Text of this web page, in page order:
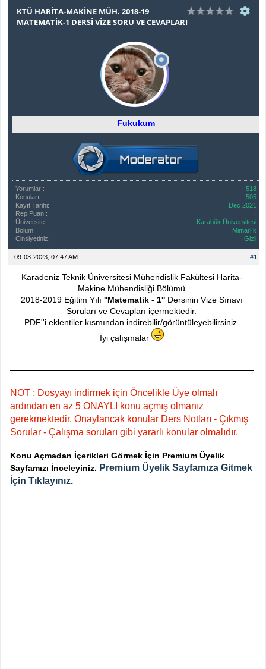
KTÜ HARİTA-MAKİNE MÜH. 2018-19
MATEMATİK-1 DERSİ VİZE SORU VE CEVAPLARI
Fukukum
Yorumları:
518
Konuları:
505
Kayıt Tarihi:
Dec 2021
Rep Puanı:
Üniversite:
Karabük Üniversitesi
Bölüm:
Mimarlık
Cinsiyetiniz:
Gizli
#1
09-03-2023, 07:47 AM
Karadeniz Teknik Üniversitesi Mühendislik Fakültesi Harita-
Makine Mühendisliği Bölümü
2018-2019 Eğitim Yılı ''Matematik - 1''Dersinin Vize Sınavı
Soruları ve Cevapları içermektedir.
PDF''i eklentiler kısmından indirebilir/görüntüleyebilirsiniz.
İyi çalışmalar
NOT : Dosyayı indirmek için Öncelikle Üye olmalı
ardından en az 5 ONAYLI konu açmış olmanız
gerekmektedir. Onaylancak konular Ders Notları - Çıkmış
Sorular - Çalışma soruları gibi yararlı konular olmalıdır.
Konu Açmadan İçerikleri Görmek İçin Premium Üyelik
Sayfamızı İnceleyiniz. Premium Üyelik Sayfamıza Gitmek
İçin Tıklayınız.